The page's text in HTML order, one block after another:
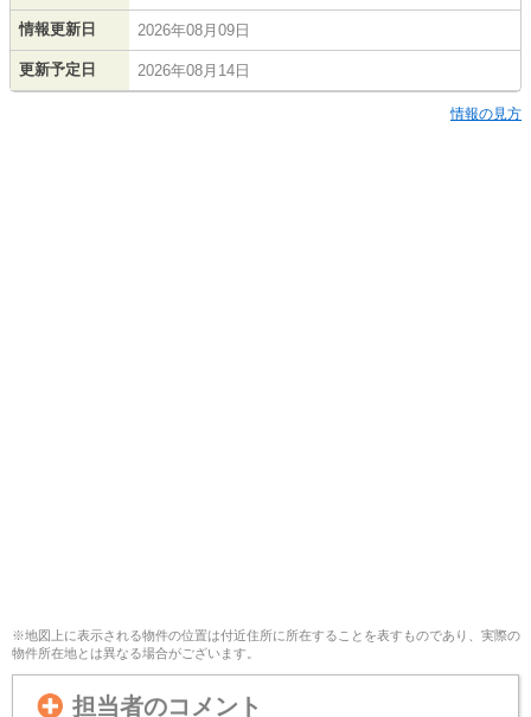
情報更新日 2026年08月09日
更新予定日 2026年08月14日
情報の見方
※地図上に表示される物件の位置は付近住所に所在することを表すものであり、実際の
物件所在地とは異なる場合がございます。
担当者のコメント